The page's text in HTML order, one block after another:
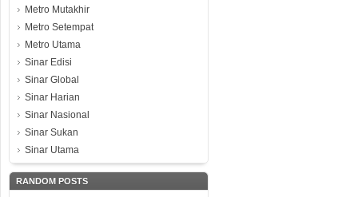
Metro Mutakhir
Metro Setempat
Metro Utama
Sinar Edisi
Sinar Global
Sinar Harian
Sinar Nasional
Sinar Sukan
Sinar Utama
RANDOM POSTS